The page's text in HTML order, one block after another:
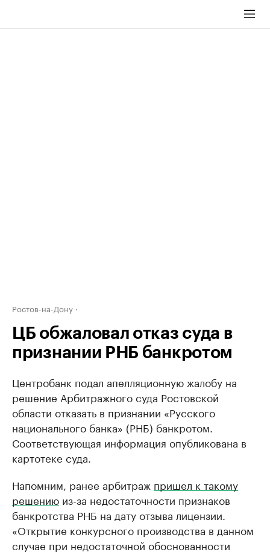
Ростов-на-Дону
ЦБ обжаловал отказ суда в
признании РНБ банкротом
Центробанк подал апелляционную жалобу на
решение Арбитражного суда Ростовской
области отказать в признании «Русского
национального банка» (РНБ) банкротом.
Соответствующая информация опубликована в
картотеке суда.
Напомним, ранее арбитраж пришел к такому
решению из-за недостаточности признаков
банкротства РНБ на дату отзыва лицензии.
«Открытие конкурсного производства в данном
случае при недостаточной обоснованности